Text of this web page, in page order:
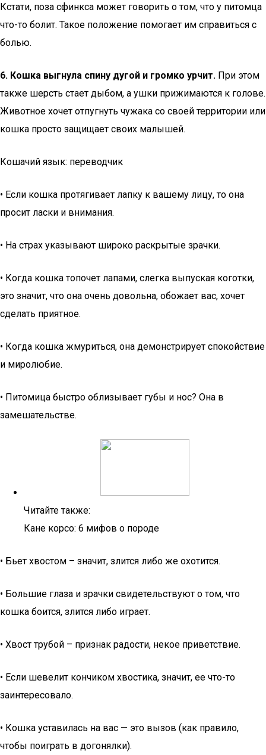
Кстати, поза сфинкса может говорить о том, что у питомца
что-то болит. Такое положение помогает им справиться с
болью.
6. Кошка выгнула спину дугой и громко урчит. При этом
также шерсть стает дыбом, а ушки прижимаются к голове.
Животное хочет отпугнуть чужака со своей территории или
кошка просто защищает своих малышей.
Кошачий язык: переводчик
• Если кошка протягивает лапку к вашему лицу, то она
просит ласки и внимания.
• На страх указывают широко раскрытые зрачки.
• Когда кошка топочет лапами, слегка выпуская коготки,
это значит, что она очень довольна, обожает вас, хочет
сделать приятное.
• Когда кошка жмуриться, она демонстрирует спокойствие
и миролюбие.
• Питомица быстро облизывает губы и нос? Она в
замешательстве.
Читайте также:
Кане корсо: 6 мифов о породе
• Бьет хвостом – значит, злится либо же охотится.
• Большие глаза и зрачки свидетельствуют о том, что
кошка боится, злится либо играет.
• Хвост трубой – признак радости, некое приветствие.
• Если шевелит кончиком хвостика, значит, ее что-то
заинтересовало.
• Кошка уставилась на вас — это вызов (как правило,
чтобы поиграть в догонялки).